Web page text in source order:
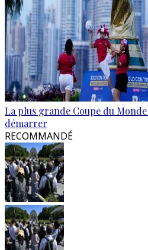
La plus grande Coupe du
démarrer
RECOMMANDÉ